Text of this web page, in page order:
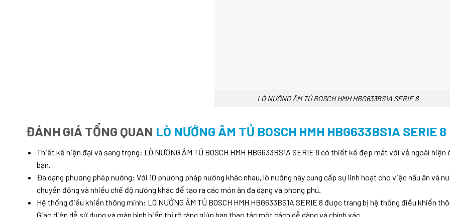
LÒ NƯỚNG ÂM TỦ BOSCH HMH HBG633BS1A SERIE 8
ĐÁNH GIÁ TỔNG QUAN LÒ NƯỚNG ÂM TỦ BOSCH HMH HBG633BS1A SERIE 8
Thiết kế hiện đại và sang trọng: LÒ NƯỚNG ÂM TỦ BOSCH HMH HBG633BS1A SERIE 8 có thiết kế đẹp mắt với vẻ ngoài
bạn.
Đa dạng phương pháp nướng: Với 10 phương pháp nướng khác nhau, lò nướng này cung cấp sự linh hoạt cho việc nấu ăn và
chuyển động và nhiều chế độ nướng khác để tạo ra các món ăn đa dạng và phong phú.
Hệ thống điều khiển thông minh: LÒ NƯỚNG ÂM TỦ BOSCH HMH HBG633BS1A SERIE 8 được trang bị hệ thống điều khiển
Giao diện dễ sử dụng và màn hình hiển thị rõ ràng giúp bạn thao tác một cách dễ dàng và chính xác.